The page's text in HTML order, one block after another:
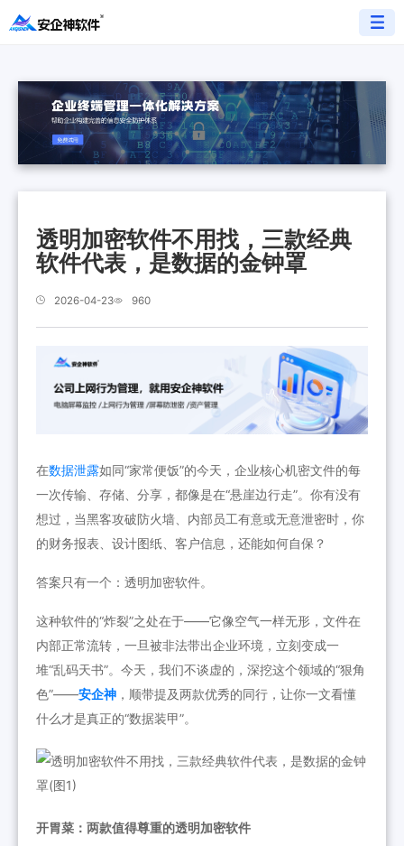
透明加密软件不用找，三款经典
软件代表，是数据的金钟罩
2026-04-23 960
在数据泄露如同“家常便饭”的今天，企业核心机密文件的每
一次传输、存储、分享，都像是在“悬崖边行走”。你有没有
想过，当黑客攻破防火墙、内部员工有意或无意泄密时，你
的财务报表、设计图纸、客户信息，还能如何自保？
答案只有一个：透明加密软件。
这种软件的“炸裂”之处在于——它像空气一样无形，文件在
内部正常流转，一旦被非法带出企业环境，立刻变成一
堆“乱码天书”。今天，我们不谈虚的，深挖这个领域的“狠角
色”——安企神 ，顺带提及两款优秀的同行，让你一文看懂
什么才是真正的“数据装甲”。
开胃菜：两款值得尊重的透明加密软件